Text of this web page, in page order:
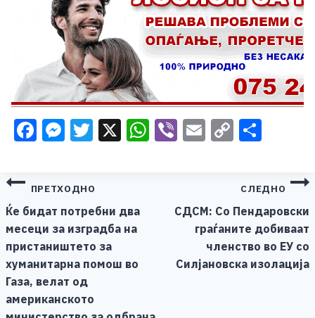
Facebook
Messenger
Twitter
X WhatsApp
ViberEmail
Copy
Навигација
на
напис
ПРЕТХОДНО
Ќе бидат потребни два
месеци за изградба на
пристаништето за
хуманитарна помош во
Газа, велат од
американското
СЛЕДНО
СДСМ: Со Пендаровски
граѓаните добиваат
членство во ЕУ со
Силјановска изолација